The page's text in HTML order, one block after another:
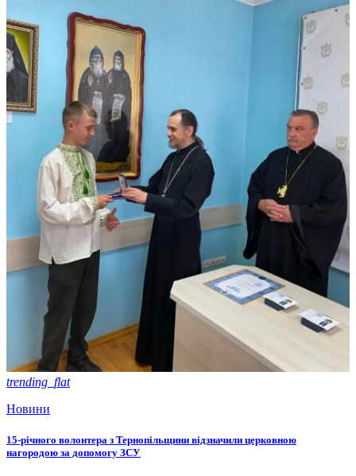
trending_flat
Новини
15-річного волонтера з Тернопільщини відзначили церковною
нагородою за допомогу ЗСУ